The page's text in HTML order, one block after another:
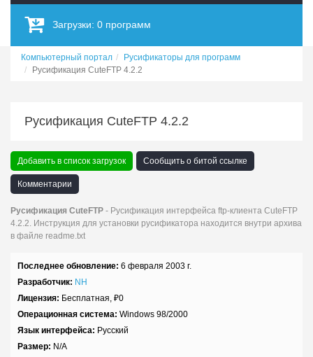
Загрузки: 0 программ
Компьютерный портал
Русификаторы для программ
Русификация CuteFTP 4.2.2
Русификация CuteFTP 4.2.2
Добавить в список загрузок Сообщить о битой ссылке
Комментарии
Русификация CuteFTP - Русификация интерфейса ftp-клиента CuteFTP
4.2.2. Инструкция для установки русификатора находится внутри архива
в файле readme.txt
Последнее обновление: 6 февраля 2003 г.
Разработчик: NH
Лицензия: Бесплатная, ₽0
Операционная система: Windows 98/2000
Язык интерфейса: Русский
Размер: N/A